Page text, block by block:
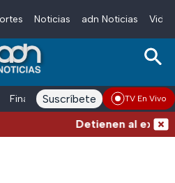
Noticias adn Noticias
Finanzas adn Noticias Radio
Suscríbete TV En Vivo
Detienen al